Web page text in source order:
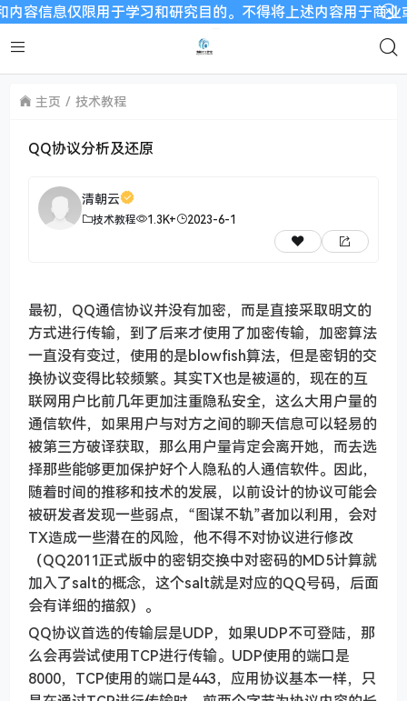
息仅限用于学习和研究目的。不得将上述内容用于商业或者
主页 技术教程
QQ协议分析及还原
清朝云
技术教程 1.3K+ 2023-6-1
最初，QQ通信协议并没有加密，而是直接采取明文的
方式进行传输，到了后来才使用了加密传输，加密算法
一直没有变过，使用的是blowfish算法，但是密钥的交
换协议变得比较频繁。其实TX也是被逼的，现在的互
联网用户比前几年更加注重隐私安全，这么大用户量的
通信软件，如果用户与对方之间的聊天信息可以轻易的
被第三方破译获取，那么用户量肯定会离开她，而去选
择那些能够更加保护好个人隐私的人通信软件。因此，
随着时间的推移和技术的发展，以前设计的协议可能会
被研发者发现一些弱点，“图谋不轨”者加以利用，会对
TX造成一些潜在的风险，他不得不对协议进行修改
（QQ2011正式版中的密钥交换中对密码的MD5计算就
加入了salt的概念，这个salt就是对应的QQ号码，后面
会有详细的描叙）。
QQ协议首选的传输层是UDP，如果UDP不可登陆，那
么会再尝试使用TCP进行传输。UDP使用的端口是
8000，TCP使用的端口是443，应用协议基本一样，只